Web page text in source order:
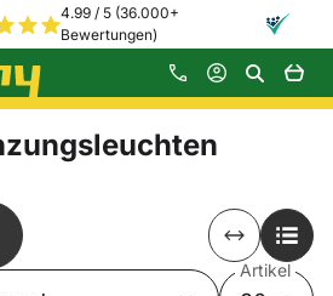
4.99 / 5 (36.000+
Bewertungen)
springen
Artikel